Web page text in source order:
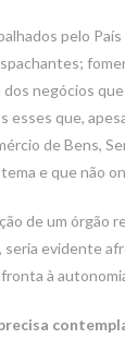
pelo
negócios
que,
de Bens,
e que não
de um órgão
evidente
à